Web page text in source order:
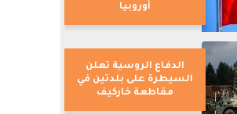
أوروبيا
الدفاع الروسية تعلن
السيطرة على بلدتين في
مقاطعة خاركيف